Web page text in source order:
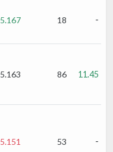
5.167 18 -
5.163 86 11.45
5.151 53 -